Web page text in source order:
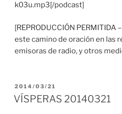
k03u.mp3[/podcast]
[REPRODUCCIÓN PERMITIDA
este camino de oración en las
emisoras de radio, y otros
PUBLICADO
EL
2014/03/21
VÍSPERAS 20140321